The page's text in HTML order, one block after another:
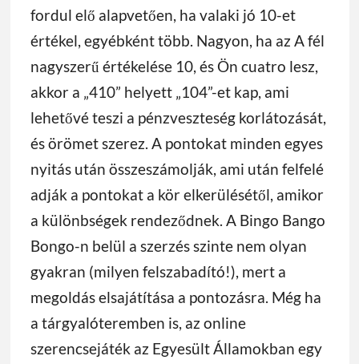
fordul elő alapvetően, ha valaki jó 10-et
értékel, egyébként több. Nagyon, ha az A fél
nagyszerű értékelése 10, és Ön cuatro lesz,
akkor a „410” helyett „104”-et kap, ami
lehetővé teszi a pénzveszteség korlátozását,
és örömet szerez. A pontokat minden egyes
nyitás után összeszámolják, ami után felfelé
adják a pontokat a kör elkerülésétől, amikor
a különbségek rendeződnek. A Bingo Bango
Bongo-n belül a szerzés szinte nem olyan
gyakran (milyen felszabadító!), mert a
megoldás elsajátítása a pontozásra. Még ha
a tárgyalóteremben is, az online
szerencsejáték az Egyesült Államokban egy